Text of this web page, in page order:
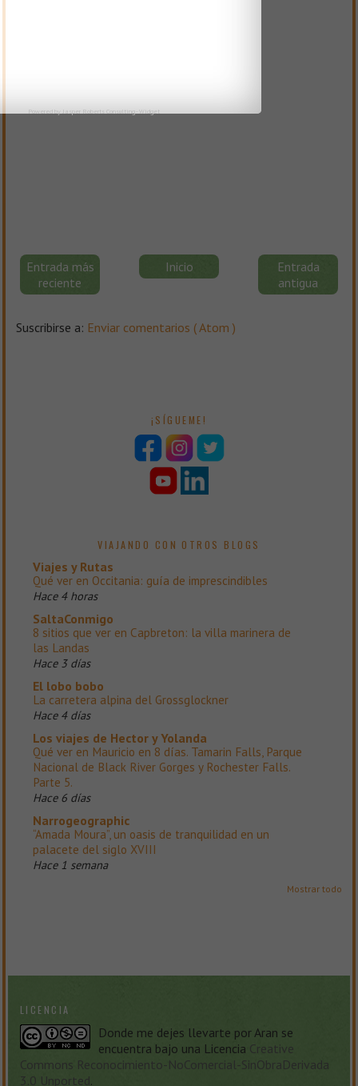
Entrada más
reciente
Entrada
antigua
Inicio
Suscribirse a: Enviar comentarios ( Atom )
¡SÍGUEME!
VIAJANDO CON OTROS BLOGS
Viajes y Rutas
Qué ver en Occitania: guía de imprescindibles
Hace 4 horas
SaltaConmigo
8 sitios que ver en Capbreton: la villa marinera de
las Landas
Hace 3 días
El lobo bobo
La carretera alpina del Grossglockner
Hace 4 días
Los viajes de Hector y Yolanda
Qué ver en Mauricio en 8 días. Tamarin Falls, Parque
Nacional de Black River Gorges y Rochester Falls.
Parte 5.
Hace 6 días
Narrogeographic
“Amada Moura”, un oasis de tranquilidad en un
palacete del siglo XVIII
Hace 1 semana
Mostrar todo
Powered by Jasper Roberts Consulting- Widget
LICENCIA
Donde me dejes llevarte por Aran se
encuentra bajo una Licencia Creative
Commons Reconocimiento-NoComercial-SinObraDerivada
3.0 Unported.